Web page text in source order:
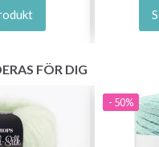
FÖR DIG
- 50%